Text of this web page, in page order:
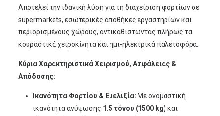
Αποτελεί την ιδανική λύση για τη διαχείριση φορτίων σε
supermarkets, εσωτερικές αποθήκες εργαστηρίων και
περιορισμένους χώρους, αντικαθιστώντας πλήρως τα
κουραστικά χειροκίνητα και ημι-ηλεκτρικά παλετοφόρα.
Κύρια Χαρακτηριστικά Χειρισμού, Ασφάλειας &
Απόδοσης:
Ικανότητα Φορτίου & Ευελιξία: Με ονομαστική
ικανότητα ανύψωσης 1.5 τόνου (1500 kg) και